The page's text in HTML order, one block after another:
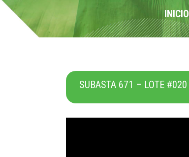
INICIO
SUBASTA 671 – LOTE #020